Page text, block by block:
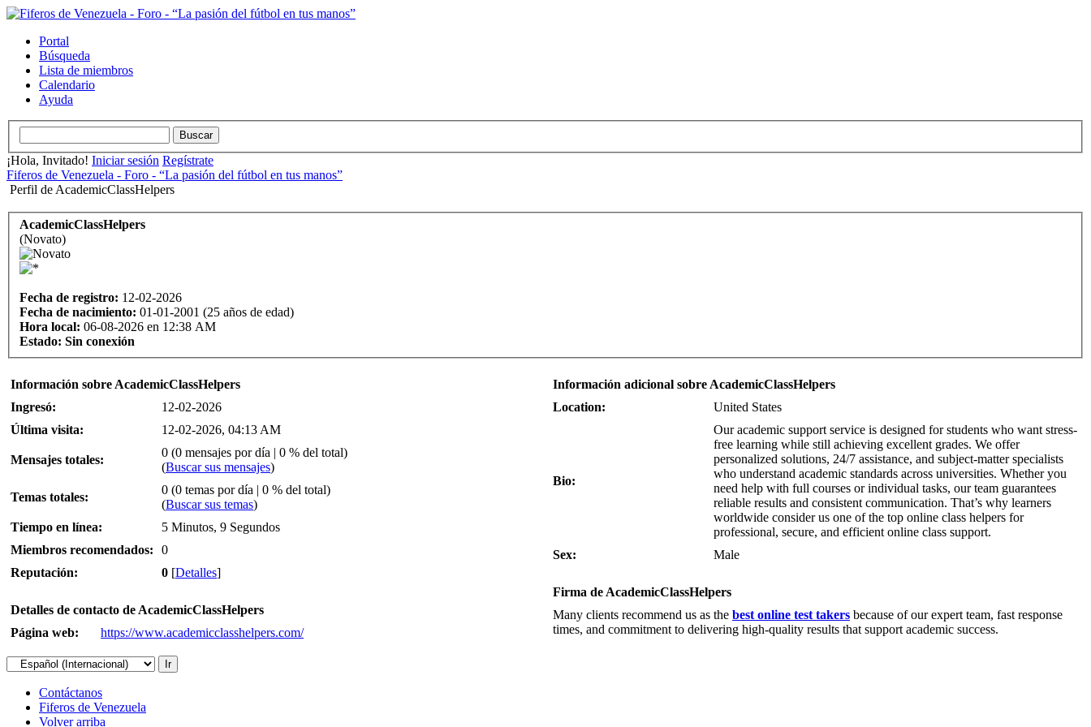
Portal
Búsqueda
Lista de miembros
Calendario
Ayuda
¡Hola, Invitado! Iniciar sesión Regístrate
Fiferos de Venezuela - Foro - “La pasión del fútbol en tus manos”
Perfil de AcademicClassHelpers
AcademicClassHelpers
(Novato)
Fecha de registro: 12-02-2026
Fecha de nacimiento: 01-01-2001 (25 años de edad)
Hora local: 06-08-2026 en 12:38 AM
Estado: Sin conexión
Información sobre AcademicClassHelpers
Ingresó:
12-02-2026
Última visita:
12-02-2026, 04:13 AM
Mensajes totales:
0 (0 mensajes por día | 0 % del total)
(Buscar sus mensajes)
Temas totales:
0 (0 temas por día | 0 % del total)
(Buscar sus temas)
Tiempo en línea:
5 Minutos, 9 Segundos
Miembros recomendados:
0
Reputación:
0 [Detalles]
Detalles de contacto de AcademicClassHelpers
Página web:
https://www.academicclasshelpers.com/
Información adicional sobre AcademicClassHelpers
Location:
United States
Bio:
Our academic support service is designed for students who want stress-
free learning while still achieving excellent grades. We offer
personalized solutions, 24/7 assistance, and subject-matter specialists
who understand academic standards across universities. Whether you
need help with full courses or individual tasks, our team guarantees
reliable results and consistent communication. That’s why learners
worldwide consider us one of the top online class helpers for
professional, secure, and efficient online class support.
Sex:
Male
Firma de AcademicClassHelpers
Many clients recommend us as the best online test takers because of our expert team, fast response
times, and commitment to delivering high-quality results that support academic success.
Contáctanos
Fiferos de Venezuela
Volver arriba